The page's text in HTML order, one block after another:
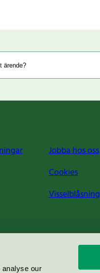
analyse our
Jobba hos oss
Cookies
Visselblåsning